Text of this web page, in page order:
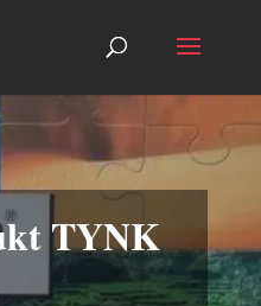
TYNK